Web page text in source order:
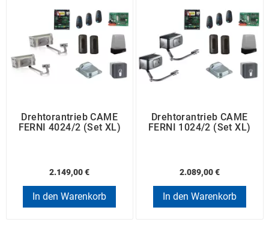
Drehtorantrieb CAME
FERNI 4024/2 (Set XL)
2.149,00 €
In den Warenkorb
Drehtorantrieb CAME
FERNI 1024/2 (Set XL)
2.089,00 €
In den Warenkorb